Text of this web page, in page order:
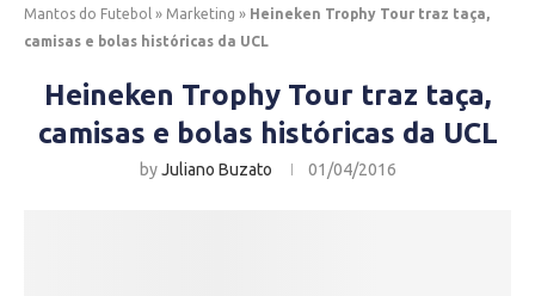
Mantos do Futebol » Marketing » Heineken Trophy Tour traz taça,
camisas e bolas históricas da UCL
Heineken Trophy Tour traz taça,
camisas e bolas históricas da UCL
byJuliano Buzato 01/04/2016